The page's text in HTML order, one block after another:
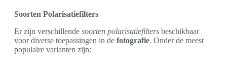
Soorten Polarisatiefilters
Er zijn verschillende soorten polarisatiefilters beschikbaar
voor diverse toepassingen in de fotografie. Onder de meest
populaire varianten zijn: